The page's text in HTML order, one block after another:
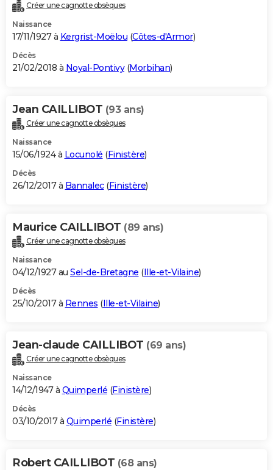
Créer une cagnotte obsèques
Naissance
17/11/1927 à Kergrist-Moëlou (Côtes-d'Armor)
Décès
21/02/2018 à Noyal-Pontivy(Morbihan)
Jean CAILLIBOT (93 ans)
Créer une cagnotte obsèques
Naissance
15/06/1924 à Locunolé (Finistère)
Décès
26/12/2017 à Bannalec(Finistère)
Maurice CAILLIBOT (89 ans)
Créer une cagnotte obsèques
Naissance
04/12/1927 au Sel-de-Bretagne (Ille-et-Vilaine)
Décès
25/10/2017 à Rennes (Ille-et-Vilaine)
Jean-claude CAILLIBOT (69 ans)
Créer une cagnotte obsèques
Naissance
14/12/1947 à Quimperlé (Finistère)
Décès
03/10/2017 à Quimperlé (Finistère)
Robert CAILLIBOT (68 ans)